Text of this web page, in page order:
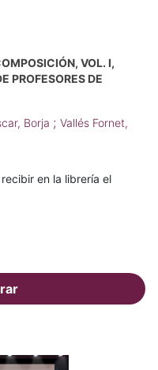
VOL. I,
PROFESORES DE
Borja ; Vallés Fornet,
en la librería el